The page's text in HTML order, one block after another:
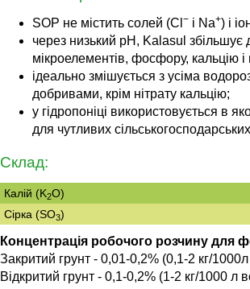
SOP не містить солей (Cl − і Na+) і
через низький рН, Kalasul збільшує
мікроелементів, фосфору, кальцію і
ідеально змішується з усіма
добривами, крім нітрату кальцію;
у гідропоніці використовується в
для чутливих
Склад:
Калій (K2O)
Сірка (SO3)
Концентрація робочого розчину для
Закритий грунт - 0,01-0,2% (0,1-2 кг/
Відкритий грунт - 0,1-0,2% (1-2 кг/1000 л